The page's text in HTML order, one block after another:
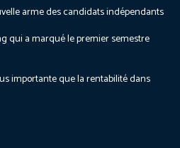
arme des candidats indépendants
qui a marqué le premier semestre
importante que la rentabilité dans